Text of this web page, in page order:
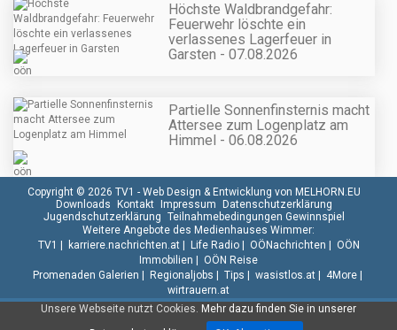
Höchste Waldbrandgefahr:
Feuerwehr löschte ein
verlassenes Lagerfeuer in
Garsten - 07.08.2026
Partielle Sonnenfinsternis macht
Attersee zum Logenplatz am
Himmel - 06.08.2026
Unsere Webseite nutzt Cookies. Mehr dazu finden Sie in unserer
Copyright © 2026 TV1 - Web Design & Entwicklung von MELHORN.EU
Downloads
Kontakt Impressum
Datenschutzerklärung
Jugendschutzerklärung Teilnahmebedingungen Gewinnspiel
Weitere Angebote des Medienhauses Wimmer:
TV1
karriere.nachrichten.at| Life Radio| OÖNachrichten
OÖN
Immobilien
OÖN Reise
Promenaden Galerien
Regionaljobs Tips wasistlos.at| 4More|
wirtrauern.at